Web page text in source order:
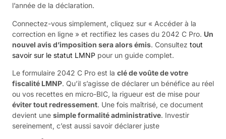
l’année de la déclaration.
Connectez-vous simplement, cliquez sur « Accéder à la
correction en ligne » et rectifiez les cases du 2042 C Pro. Un
nouvel avis d’imposition sera alors émis. Consultez tout
savoir sur le statut LMNP pour un guide complet.
Le formulaire 2042 C Pro est la clé de voûte de votre
fiscalité LMNP. Qu’il s’agisse de déclarer un bénéfice au réel
ou vos recettes en micro-BIC, la rigueur est de mise pour
éviter tout redressement. Une fois maîtrisé, ce document
devient une simple formalité administrative. Investir
sereinement, c’est aussi savoir déclarer juste